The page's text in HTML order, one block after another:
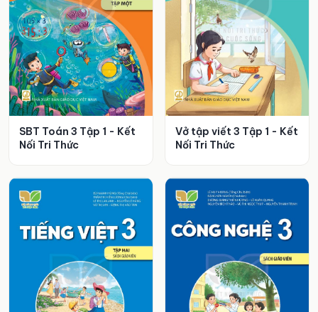
SBT Toán 3 Tập 1 - Kết
Nối Tri Thức
Vở tập viết 3 Tập 1 - Kết
Nối Tri Thức